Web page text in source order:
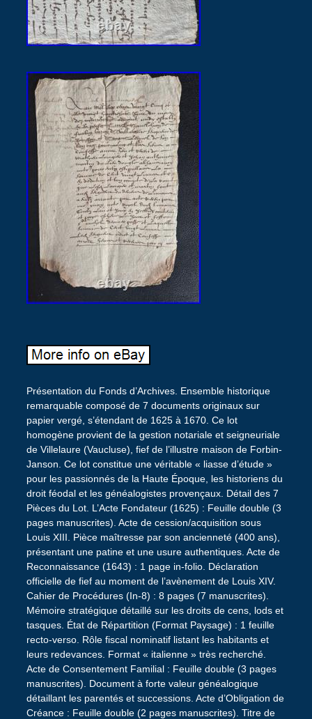
Présentation du Fonds d’Archives. Ensemble historique
remarquable composé de 7 documents originaux sur
papier vergé, s’étendant de 1625 à 1670. Ce lot
homogène provient de la gestion notariale et seigneuriale
de Villelaure (Vaucluse), fief de l’illustre maison de Forbin-
Janson. Ce lot constitue une véritable « liasse d’étude »
pour les passionnés de la Haute Époque, les historiens du
droit féodal et les généalogistes provençaux. Détail des 7
Pièces du Lot. L’Acte Fondateur (1625) : Feuille double (3
pages manuscrites). Acte de cession/acquisition sous
Louis XIII. Pièce maîtresse par son ancienneté (400 ans),
présentant une patine et une usure authentiques. Acte de
Reconnaissance (1643) : 1 page in-folio. Déclaration
officielle de fief au moment de l’avènement de Louis XIV.
Cahier de Procédures (In-8) : 8 pages (7 manuscrites).
Mémoire stratégique détaillé sur les droits de cens, lods et
tasques. État de Répartition (Format Paysage) : 1 feuille
recto-verso. Rôle fiscal nominatif listant les habitants et
leurs redevances. Format « italienne » très recherché.
Acte de Consentement Familial : Feuille double (3 pages
manuscrites). Document à forte valeur généalogique
détaillant les parentés et successions. Acte d’Obligation de
Créance : Feuille double (2 pages manuscrites). Titre de